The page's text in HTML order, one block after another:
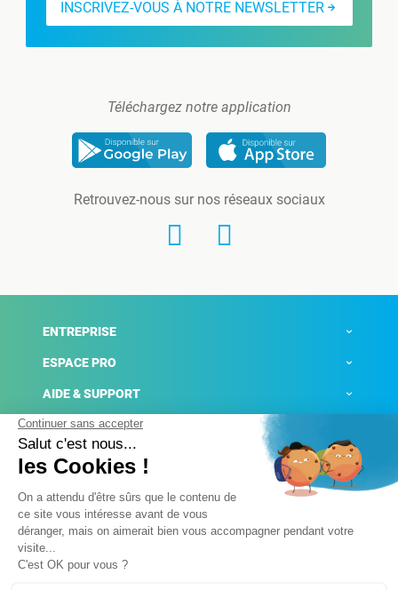
INSCRIVEZ-VOUS À NOTRE NEWSLETTER
Téléchargez notre application
Retrouvez-nous sur nos réseaux sociaux
ENTREPRISE
ESPACE PRO
AIDE & SUPPORT
ACTUALITÉS
Mentions légales